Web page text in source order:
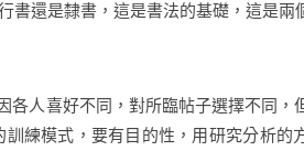
還是隸書，這是書法的基礎，這是兩
人喜好不同，對所臨帖子選擇不同，
練模式，要有目的性，用研究分析的